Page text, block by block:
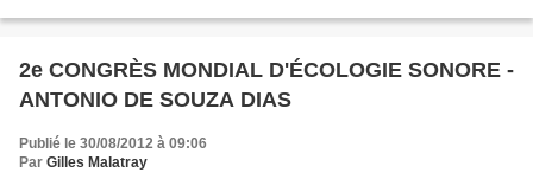
GRAND MONSIEUR, FÊTONS TOUS CE...
2e CONGRÈS MONDIAL D'ÉCOLOGIE SONORE -
ANTONIO DE SOUZA DIAS
Publié le 30/08/2012 à 09:06
Par Gilles Malatray